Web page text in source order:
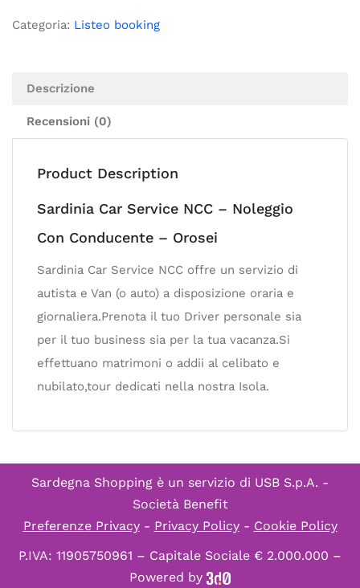
Categoria: Listeo booking
Descrizione
Recensioni (0)
Product Description
Sardinia Car Service NCC – Noleggio
Con Conducente – Orosei
Sardinia Car Service NCC offre un servizio di
autista e Van (o auto) a disposizione oraria e
giornaliera.Prenota il tuo Driver personale sia
per il tuo business sia per la tua vacanza.Si
effettuano matrimoni o addii al celibato e
nubilato,tour dedicati nella nostra Isola.
Sardegna Shopping è un servizio di USB S.p.A. -
Società Benefit
Preferenze Privacy- Privacy Policy- Cookie Policy
P.IVA: 11905750961 – Capitale Sociale € 2.000.000 –
Powered by